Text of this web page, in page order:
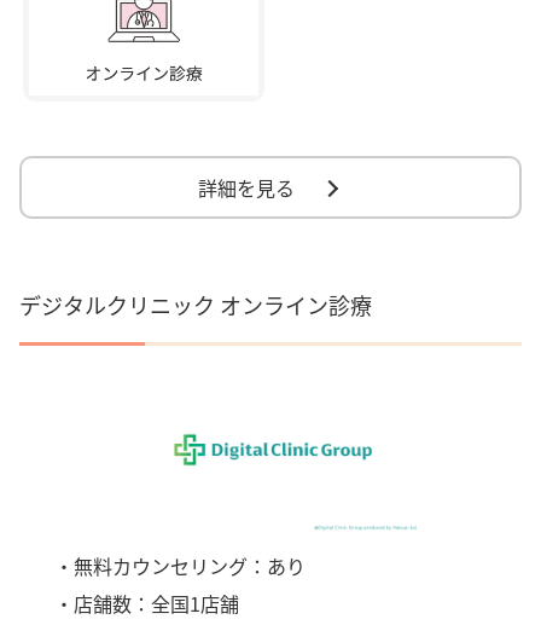
詳細を見る
デジタルクリニック オンライン診療
・無料カウンセリング：あり
・店舗数：全国1店舗